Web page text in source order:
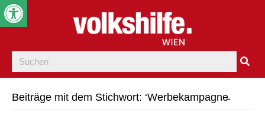
Beiträge mit dem Stichwort: ‘Werbekampagne̵